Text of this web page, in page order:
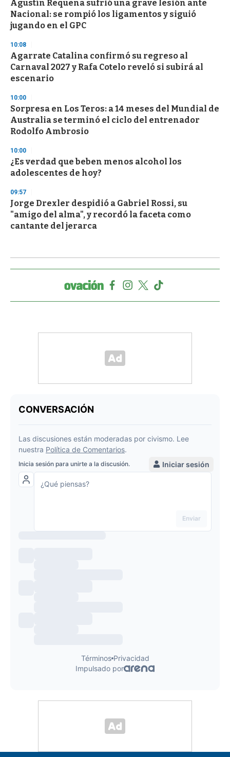
Agustín Requena sufrió una grave lesión ante
Nacional: se rompió los ligamentos y siguió
jugando en el GPC
10:08
Agarrate Catalina confirmó su regreso al
Carnaval 2027 y Rafa Cotelo reveló si subirá al
escenario
10:00
Sorpresa en Los Teros: a 14 meses del Mundial de
Australia se terminó el ciclo del entrenador
Rodolfo Ambrosio
10:00
¿Es verdad que beben menos alcohol los
adolescentes de hoy?
09:57
Jorge Drexler despidió a Gabriel Rossi, su
"amigo del alma", y recordó la faceta como
cantante del jerarca